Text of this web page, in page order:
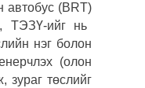
автобус (BRT)
ТЭЗҮ-ийг нь
нэг болон
(олон
зураг төслийг